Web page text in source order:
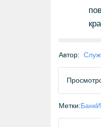
Автор:
Метки: